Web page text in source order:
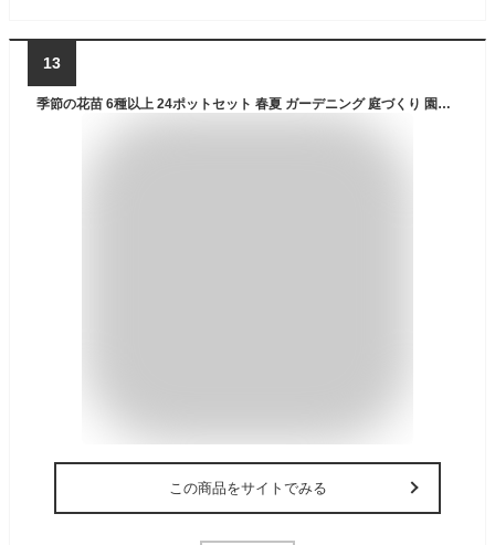
13
季節の花苗 6種以上 24ポットセット 春夏 ガーデニング 庭づくり 園芸 寄せ植え 花壇 おまかせ/国華園 26年春商品
この商品をサイトでみる